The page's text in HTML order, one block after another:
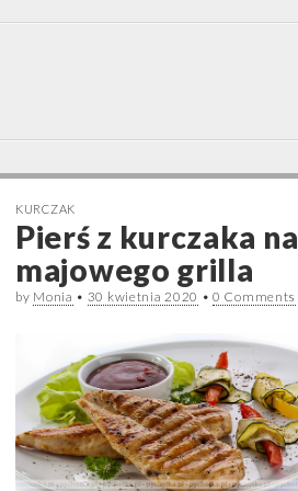
KURCZAK
Pierś z kurczaka na
majowego grilla
by Monia • 30 kwietnia 2020 •0 Comments